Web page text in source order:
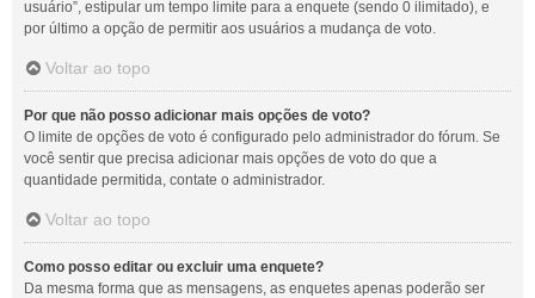
usuário”, estipular um tempo limite para a enquete (sendo 0 ilimitado), e
por último a opção de permitir aos usuários a mudança de voto.
Voltar ao topo
Por que não posso adicionar mais opções de voto?
O limite de opções de voto é configurado pelo administrador do fórum. Se
você sentir que precisa adicionar mais opções de voto do que a
quantidade permitida, contate o administrador.
Voltar ao topo
Como posso editar ou excluir uma enquete?
Da mesma forma que as mensagens, as enquetes apenas poderão ser